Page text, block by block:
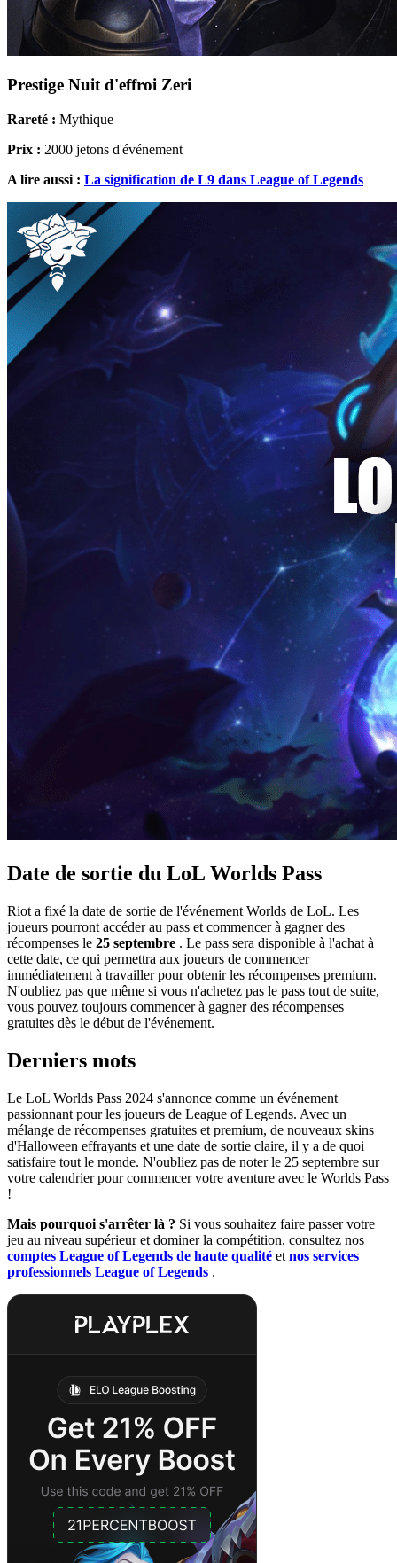
Prestige Nuit d'effroi Zeri
Rareté : Mythique
Prix : 2000 jetons d'événement
A lire aussi : La signification de L9 dans League of Legends
Date de sortie du LoL Worlds Pass
Riot a fixé la date de sortie de l'événement Worlds de LoL. Les
joueurs pourront accéder au pass et commencer à gagner des
récompenses le 25 septembre . Le pass sera disponible à l'achat à
cette date, ce qui permettra aux joueurs de commencer
immédiatement à travailler pour obtenir les récompenses premium.
N'oubliez pas que même si vous n'achetez pas le pass tout de suite,
vous pouvez toujours commencer à gagner des récompenses
gratuites dès le début de l'événement.
Derniers mots
Le LoL Worlds Pass 2024 s'annonce comme un événement
passionnant pour les joueurs de League of Legends. Avec un
mélange de récompenses gratuites et premium, de nouveaux skins
d'Halloween effrayants et une date de sortie claire, il y a de quoi
satisfaire tout le monde. N'oubliez pas de noter le 25 septembre sur
votre calendrier pour commencer votre aventure avec le Worlds Pass
!
Mais pourquoi s'arrêter là ? Si vous souhaitez faire passer votre
jeu au niveau supérieur et dominer la compétition, consultez nos
comptes League of Legends de haute qualité et nos services
professionnels League of Legends .